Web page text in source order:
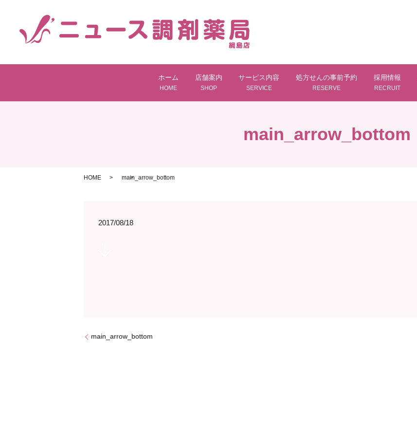
ホーム
HOME
店舗案内
SHOP
サービス内容
SERVICE
処方せんの事前予約
RESERVE
採用情報
RECRUIT
main_arrow_bottom
HOME main_arrow_bottom
2017/08/18
main_arrow_bottom